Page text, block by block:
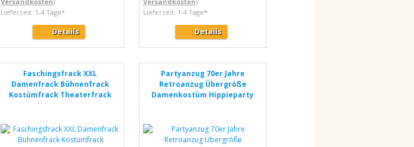
Lieferzeit: 1-4 Tage*
Details
Lieferzeit: 1-4 Tage*
Details
Faschingsfrack XXL
Damenfrack Bühnenfrack
Kostümfrack Theaterfrack
Partyanzug 70er Jahre
Retroanzug Übergröße
Damenkostüm Hippieparty